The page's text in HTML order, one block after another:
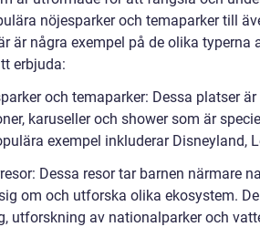
nöjesparker och temaparker till
är några exempel på de olika typerna
erbjuda:
och temaparker: Dessa platser
karuseller och shower som är
exempel inkluderar Disneyland,
Dessa resor tar barnen närmare
om och utforska olika ekosystem.
utforskning av nationalparker och